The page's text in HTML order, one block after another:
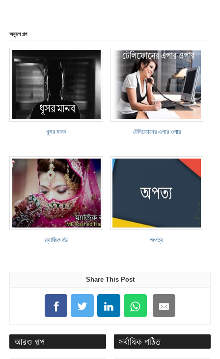
অনুরূপ গল্প
ধূসর মানব টেলিফোনের এপার ওপার
ম্যাজিক বউ অপত্য
Share This Post
আরও গল্প সর্বাধিক পঠিত